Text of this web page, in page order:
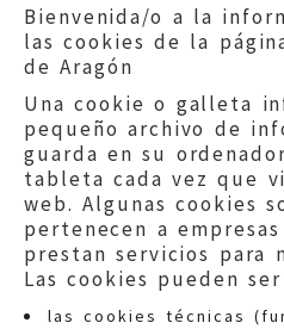
Bienvenida/o a la
las cookies de la
de Aragón
Una cookie o galleta
pequeño archivo de
guarda en su
tableta cada vez que
web. Algunas cookies
pertenecen a
prestan servicios para
Las cookies pueden
las cookies técnicas